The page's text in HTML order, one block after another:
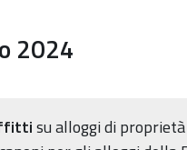
2024
su alloggi di